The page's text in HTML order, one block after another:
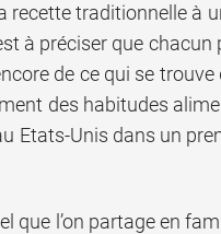
recette traditionnelle à
à préciser que
de ce qui se
des habitudes
Etats-Unis dans un
que l’on partage en